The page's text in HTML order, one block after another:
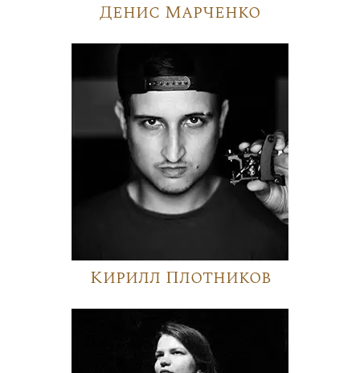
Денис Марченко
Кирилл Плотников